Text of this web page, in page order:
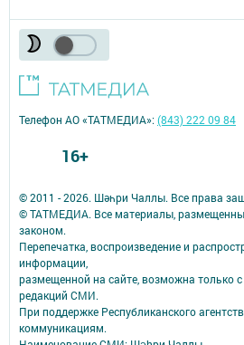
© 2011 - 2026. Шәһри Чаллы. Все права
© ТАТМЕДИА. Все материалы,
законом.
Перепечатка, воспроизведение и
информации,
размещенной на сайте, возможна только
редакций СМИ.
При поддержке Республиканского
коммуникациям.
Телефон АО «ТАТМЕДИА»:(843) 222 09 84
16+